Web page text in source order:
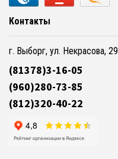
Контакты
г. Выборг, ул. Некрасова, 29
(81378)3-16-05
(960)280-73-85
(812)320-40-22